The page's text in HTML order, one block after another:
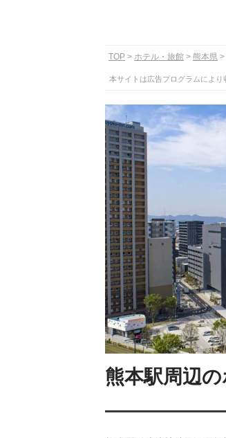
TOP ホテル・旅館 熊本県
本サイトは広告プログラムにより
熊本駅周辺